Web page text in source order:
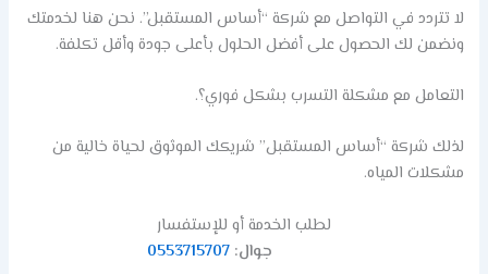
لا تتردد في التواصل مع شركة “أساس المستقبل”. نحن هنا لخدمتك
ونضمن لك الحصول على أفضل الحلول بأعلى جودة وأقل تكلفة.
التعامل مع مشكلة التسرب بشكل فوري؟.
لذلك شركة “أساس المستقبل” شريكك الموثوق لحياة خالية من
مشكلات المياه.
لطلب الخدمة أو للإستفسار
جوال:0553715707